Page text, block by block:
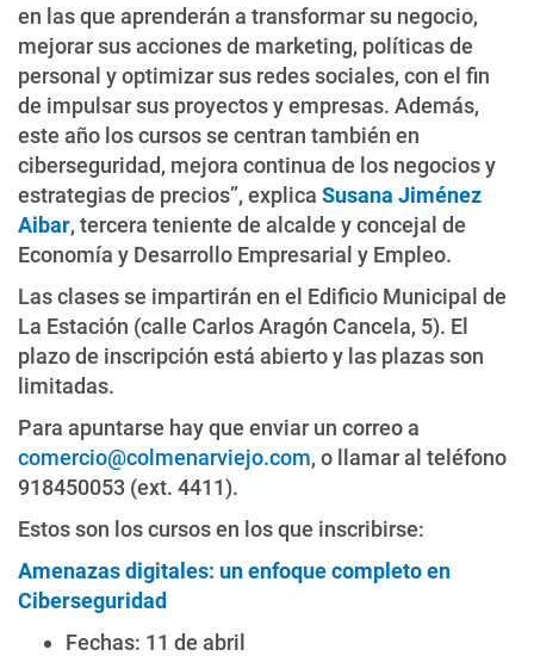
en las que aprenderán a transformar su negocio,
mejorar sus acciones de marketing, políticas de
personal y optimizar sus redes sociales, con el fin
de impulsar sus proyectos y empresas. Además,
este año los cursos se centran también en
ciberseguridad, mejora continua de los negocios y
estrategias de precios”, explica Susana Jiménez
Aibar, tercera teniente de alcalde y concejal de
Economía y Desarrollo Empresarial y Empleo.
Las clases se impartirán en el Edificio Municipal de
La Estación (calle Carlos Aragón Cancela, 5). El
plazo de inscripción está abierto y las plazas son
limitadas.
Para apuntarse hay que enviar un correo a
comercio@colmenarviejo.com, o llamar al teléfono
918450053 (ext. 4411).
Estos son los cursos en los que inscribirse:
Amenazas digitales: un enfoque completo en
Ciberseguridad
Fechas: 11 de abril